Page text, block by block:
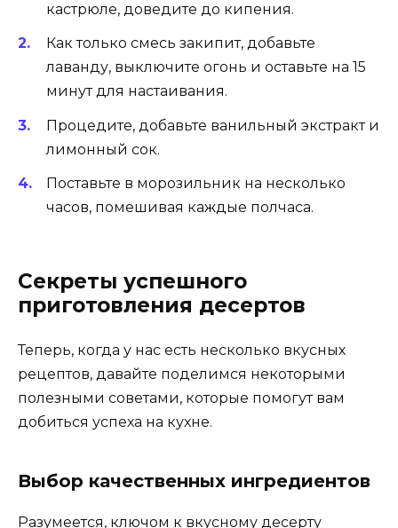
кастрюле, доведите до кипения.
Как только смесь закипит, добавьте
лаванду, выключите огонь и оставьте на 15
минут для настаивания.
Процедите, добавьте ванильный экстракт и
лимонный сок.
Поставьте в морозильник на несколько
часов, помешивая каждые полчаса.
Секреты успешного
приготовления десертов
Теперь, когда у нас есть несколько вкусных
рецептов, давайте поделимся некоторыми
полезными советами, которые помогут вам
добиться успеха на кухне.
Выбор качественных ингредиентов
Разумеется, ключом к вкусному десерту